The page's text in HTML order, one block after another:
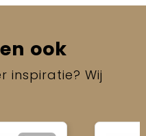
ook
inspiratie? Wij